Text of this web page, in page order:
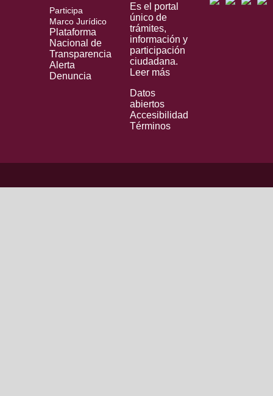
Participa
Marco Jurídico
Plataforma
Nacional de
Transparencia
Alerta
Denuncia
Es el portal
único de
trámites,
información y
participación
ciudadana.
Leer más
Datos
abiertos
Accesibilidad
Términos